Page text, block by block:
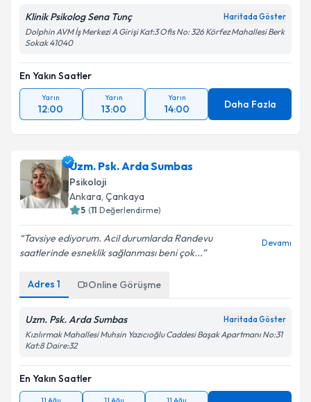
Klinik Psikolog Sena Tunç Haritada Göster
Dolphin AVM İş Merkezi A Girişi Kat:3 Ofis No: 326 Körfez Mahallesi Berk
Sokak 41040
En Yakın Saatler
Yarın
12:00
Yarın
13:00
Yarın
14:00 Daha Fazla
Uzm. Psk. Arda Sumbas
Psikoloji
Ankara, Çankaya
5 (11 Değerlendirme)
Tavsiye ediyorum. Acil durumlarda Randevu
saatlerinde esneklik sağlanması beni çok...
Devamı
Adres 1 Online Görüşme
Uzm. Psk. Arda Sumbas Haritada Göster
Kızılırmak Mahallesi Muhsin Yazıcıoğlu Caddesi Başak Apartmanı No:31
Kat:8 Daire:32
En Yakın Saatler